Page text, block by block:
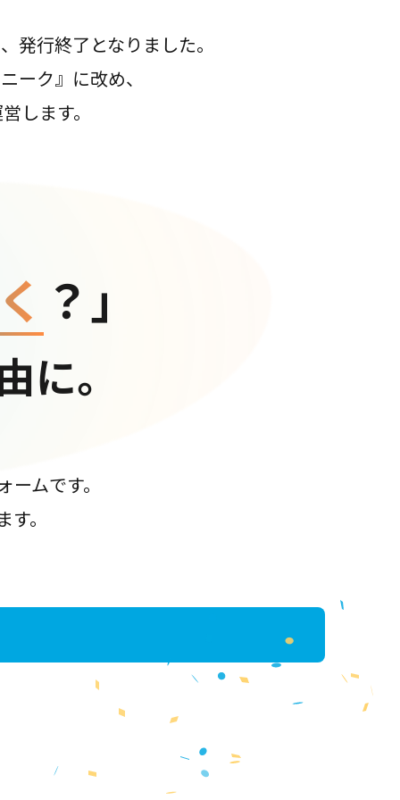
発行終了となりました。
ーク』に改め、
します。
？」
に。
ムです。
。